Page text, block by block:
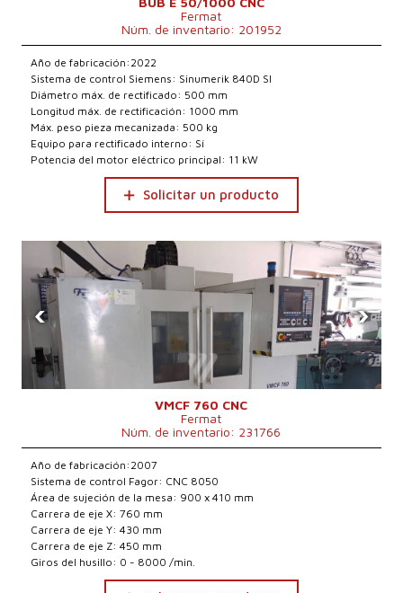
Fermat
Núm. de inventario: 201952
Año de fabricación:2022
Sistema de control Siemens: Sinumerik 840D Sl
Diámetro máx. de rectificado: 500 mm
Longitud máx. de rectificación: 1000 mm
Máx. peso pieza mecanizada: 500 kg
Equipo para rectificado interno: Sí
Potencia del motor eléctrico principal: 11 kW
Solicitar un producto
‹ ›
VMCF 760 CNC
Fermat
Núm. de inventario: 231766
Año de fabricación:2007
Sistema de control Fagor: CNC 8050
Área de sujeción de la mesa: 900 x 410 mm
Carrera de eje X: 760 mm
Carrera de eje Y: 430 mm
Carrera de eje Z: 450 mm
Giros del husillo: 0 - 8000 /min.